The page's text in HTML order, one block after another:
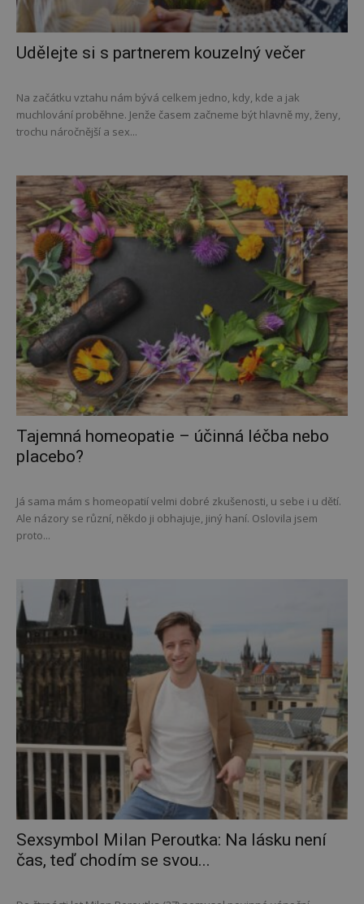
Udělejte si s partnerem kouzelný večer
Na začátku vztahu nám bývá celkem jedno, kdy, kde a jak
muchlování proběhne. Jenže časem začneme být hlavně my, ženy,
trochu náročnější a sex...
Tajemná homeopatie – účinná léčba nebo
placebo?
Já sama mám s homeopatií velmi dobré zkušenosti, u sebe i u dětí.
Ale názory se různí, někdo ji obhajuje, jiný haní. Oslovila jsem
proto...
Sexsymbol Milan Peroutka: Na lásku není
čas, teď chodím se svou...